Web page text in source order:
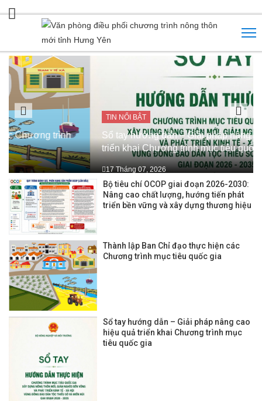
TIN NỔI BẬT
Sổ tay hướng dẫn – Giải pháp nâng cao hiệu quả
triển khai Chương trình mục tiêu quốc gia
17 Tháng 07, 2026
Bộ tiêu chí OCOP giai đoạn 2026-2030:
Nâng cao chất lượng, hướng tiến phát
triển bền vững và xây dựng thương hiệu
Thành lập Ban Chỉ đạo thực hiện các
Chương trình mục tiêu quốc gia
Sổ tay hướng dẫn – Giải pháp nâng cao
hiệu quả triển khai Chương trình mục
tiêu quốc gia